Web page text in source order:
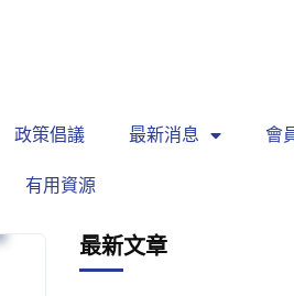
政策倡議 最新消息 會
有用資源
最新文章